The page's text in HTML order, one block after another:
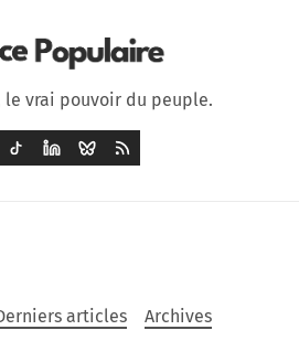
le vrai pouvoir du peuple.
articles
Archives